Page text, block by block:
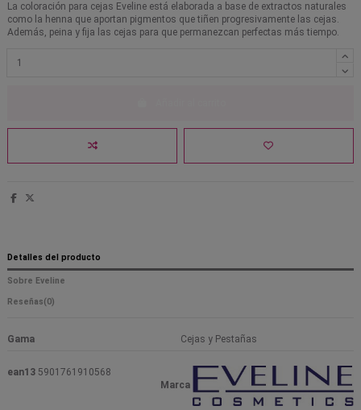
La coloración para cejas Eveline está elaborada a base de extractos naturales
como la henna que aportan pigmentos que tiñen progresivamente las cejas.
Además, peina y fija las cejas para que permanezcan perfectas más tiempo.
Detalles del producto
Sobre Eveline
Reseñas(0)
Gama Cejas y Pestañas
Marca
ean13 5901761910568